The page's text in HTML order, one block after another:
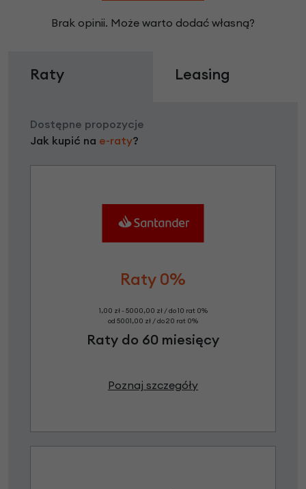
Brak opinii. Może warto dodać własną?
Raty Leasing
Dostępne propozycje
Jak kupić na e-raty?
Raty 0%
1,00 zł - 5000,00 zł / do 10 rat 0%
od 5001,00 zł / do 20 rat 0%
Raty do 60 miesięcy
Poznaj szczegóły